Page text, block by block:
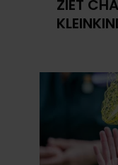
ZIET